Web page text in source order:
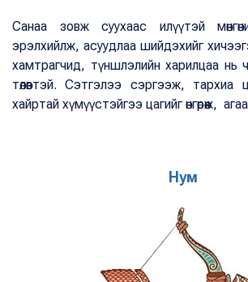
Санаа зовж суухаас илүүтэй
эрэлхийлж, асуудлаа шийдэхийг
хамтрагчид, түншлэлийн харилцаа нь
төлөвтэй. Сэтгэлээ сэргээж, тархиа
хайртай хүмүүстэйгээ цагийг өнгөрөөж,
Нум